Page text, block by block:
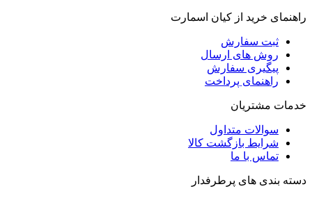
راهنمای خرید از کیان اسمارت
ثبت سفارش
روش‌ های ارسال
پیگیری سفارش
راهنمای پرداخت
خدمات مشتریان
سوالات متداول
شرایط بازگشت کالا
تماس با ما
دسته بندی های پرطرفدار